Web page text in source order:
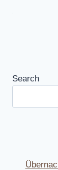
Search